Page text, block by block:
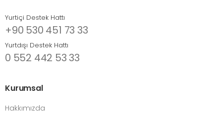
Yurtiçi Destek Hattı
+90 530 451 73 33
Yurtdışı Destek Hattı
0 552 442 53 33
Kurumsal
Hakkımızda